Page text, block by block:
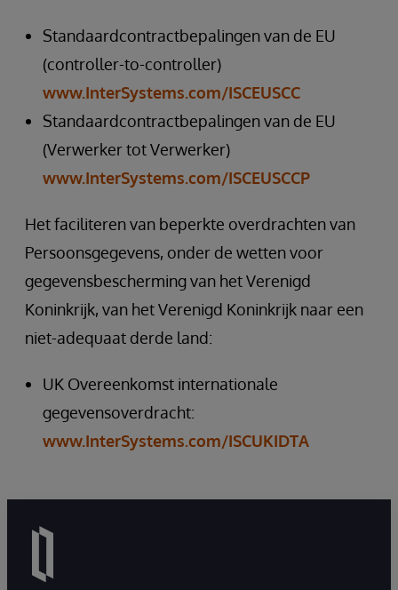
Standaardcontractbepalingen van de EU
(controller-to-controller)
www.InterSystems.com/ISCEUSCC
Standaardcontractbepalingen van de EU
(Verwerker tot Verwerker)
www.InterSystems.com/ISCEUSCCP
Het faciliteren van beperkte overdrachten van
Persoonsgegevens, onder de wetten voor
gegevensbescherming van het Verenigd
Koninkrijk, van het Verenigd Koninkrijk naar een
niet-adequaat derde land:
UK Overeenkomst internationale
gegevensoverdracht:
www.InterSystems.com/ISCUKIDTA